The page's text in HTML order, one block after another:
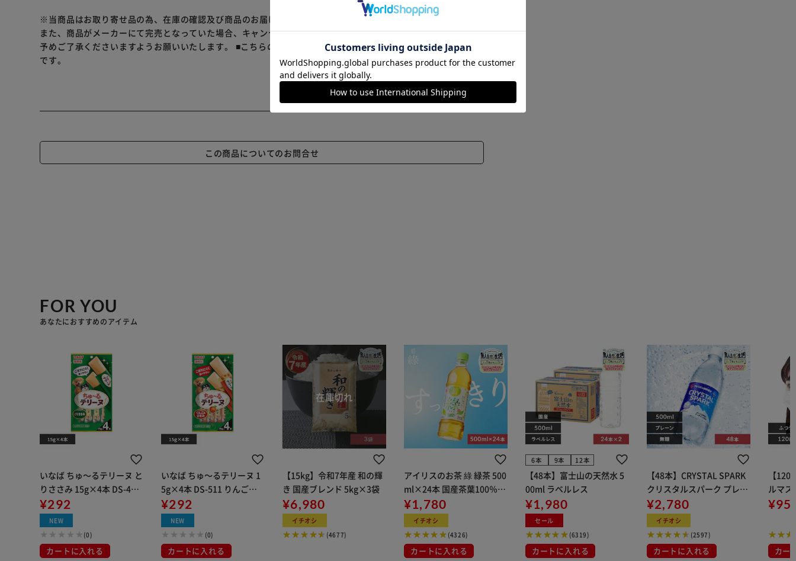
※当商品はお取り寄せ品の為、在庫の確認及び商品のお届けまでお時間を頂く場合がございます。
また、商品がメーカーにて完売となっていた場合、キャンセル又は注文内容の変更をお願いいたしております。
予めご了承くださいますようお願いいたします。 ■こちらの商品はアイリスプラザがセレクトしたオススメ商品
です。
この商品についてのお問合せ
FOR YOU
あなたにおすすめのアイテム
いなば ちゅ～るテリーヌ と
りささみ 15g×4本 DS-474
とりささみ味
¥292
NEW
(0)
カートに入れる
いなば ちゅ～るテリーヌ 1
5g×4本 DS-511 りんご＆
ささみ味
¥292
NEW
(0)
カートに入れる
【15kg】令和7年産 和の輝
き 国産ブレンド 5kg×3袋
¥6,980
イチオシ
(4677)
アイリスのお茶 綠 緑茶 500
ml×24本 国産茶葉100％使
用
¥1,780
イチオシ
(4326)
カートに入れる
6本 9本 12本
【48本】富士山の天然水 5
00ml ラベルレス
¥1,980
セール
(6319)
カートに入れる
【48本】CRYSTAL SPARK
クリスタルスパーク プレー
ン 500ml
¥2,780
イチオシ
(2597)
カートに入れる
【
ルマス
イト 大容量
布
カー
※ご確認ください